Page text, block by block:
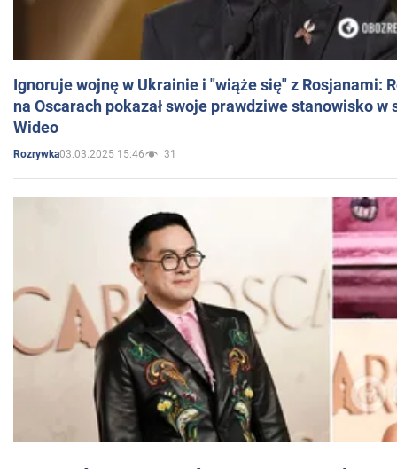
Ignoruje wojnę w Ukrainie i "wiąże się" z Rosjanami:
na Oscarach pokazał swoje prawdziwe stanowisko w
Wideo
Rozrywka03.03.2025 15:46 31